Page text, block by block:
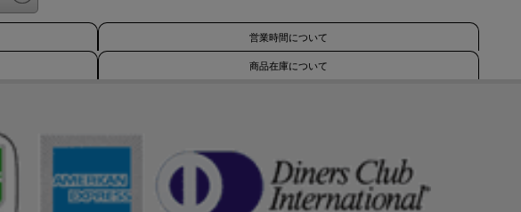
営業時間について
商品在庫について